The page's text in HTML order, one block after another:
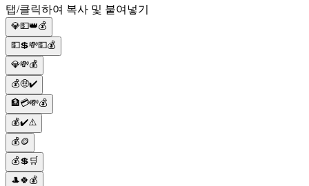
탭/클릭하여 복사 및 붙여넣기
💎💵👑💰
💵💲💸💵💰
💎💸💰
💰🤑✔️
🏦💳💸💰
💰✔️⚠️
💰🪙
💰💲🛒
🎩🍀💰